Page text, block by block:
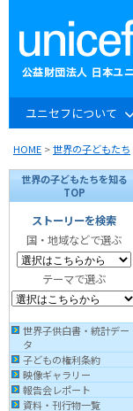
ユニセフについて
HOME >世界の子どもたち
世界の子どもたちを知る
TOP
ストーリーを検索
国・地域などで選ぶ
テーマで選ぶ
世界子供白書・統計デー
タ
子どもの権利条約
映像ギャラリー
報告会レポート
資料・刊行物一覧